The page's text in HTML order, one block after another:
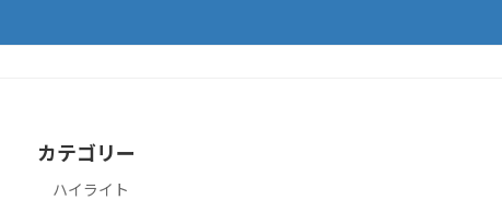
カテゴリー
ハイライト